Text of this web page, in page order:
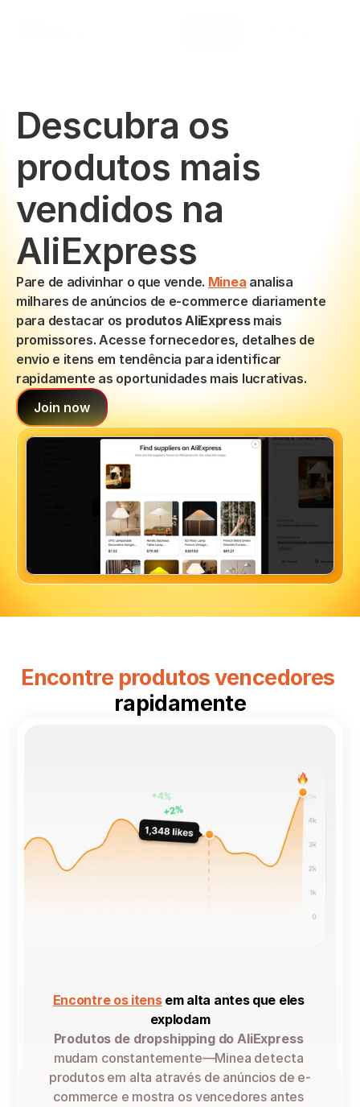
Descubra os
produtos mais
vendidos na
AliExpress
Pare de adivinhar o que vende. Minea analisa
milhares de anúncios de e-commerce diariamente
para destacar os produtos AliExpress mais
promissores. Acesse fornecedores, detalhes de
envio e itens em tendência para identificar
rapidamente as oportunidades mais lucrativas.
Join now
rapidamente
Encontre os itens em alta antes que eles
explodam
Produtos de dropshipping do AliExpress
mudam constantemente—Minea detecta
produtos em alta através de anúncios de e-
commerce e mostra os vencedores antes